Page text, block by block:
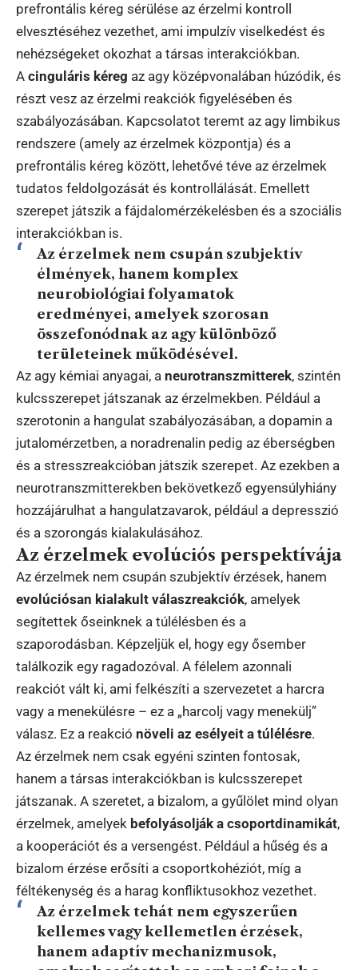
prefrontális kéreg sérülése az érzelmi kontroll
elvesztéséhez vezethet, ami impulzív viselkedést és
nehézségeket okozhat a társas interakciókban.
A cinguláris kéreg az agy középvonalában húzódik, és
részt vesz az érzelmi reakciók figyelésében és
szabályozásában. Kapcsolatot teremt az agy limbikus
rendszere (amely az érzelmek központja) és a
prefrontális kéreg között, lehetővé téve az érzelmek
tudatos feldolgozását és kontrollálását. Emellett
szerepet játszik a fájdalomérzékelésben és a szociális
interakciókban is.
Az érzelmek nem csupán szubjektív
élmények, hanem komplex
neurobiológiai folyamatok
eredményei, amelyek szorosan
összefonódnak az agy különböző
területeinek működésével.
Az agy kémiai anyagai, a neurotranszmitterek, szintén
kulcsszerepet játszanak az érzelmekben. Például a
szerotonin a hangulat szabályozásában, a dopamin a
jutalomérzetben, a noradrenalin pedig az éberségben
és a stresszreakcióban játszik szerepet. Az ezekben a
neurotranszmitterekben bekövetkező egyensúlyhiány
hozzájárulhat a hangulatzavarok, például a depresszió
és a szorongás kialakulásához.
Az érzelmek evolúciós perspektívája
Az érzelmek nem csupán szubjektív érzések, hanem
evolúciósan kialakult válaszreakciók, amelyek
segítettek őseinknek a túlélésben és a
szaporodásban. Képzeljük el, hogy egy ősember
találkozik egy ragadozóval. A félelem azonnali
reakciót vált ki, ami felkészíti a szervezetet a harcra
vagy a menekülésre – ez a „harcolj vagy menekülj”
válasz. Ez a reakció növeli az esélyeit a túlélésre.
Az érzelmek nem csak egyéni szinten fontosak,
hanem a társas interakciókban is kulcsszerepet
játszanak. A szeretet, a bizalom, a gyűlölet mind olyan
érzelmek, amelyek befolyásolják a csoportdinamikát,
a kooperációt és a versengést. Például a hűség és a
bizalom érzése erősíti a csoportkohéziót, míg a
féltékenység és a harag konfliktusokhoz vezethet.
Az érzelmek tehát nem egyszerűen
kellemes vagy kellemetlen érzések,
hanem adaptív mechanizmusok,